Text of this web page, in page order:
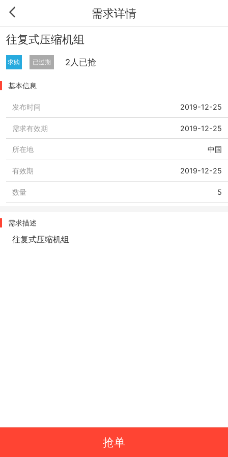
需求详情
往复式压缩机组
求购 已过期 2人已抢
基本信息
发布时间 2019-12-25
需求有效期 2019-12-25
所在地 中国
有效期 2019-12-25
数量 5
需求描述
往复式压缩机组
抢单